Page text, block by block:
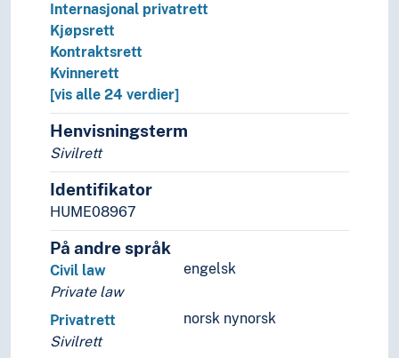
Internasjonal privatrett
Kjøpsrett
Kontraktsrett
Kvinnerett
[vis alle 24 verdier]
Henvisningsterm
Sivilrett
Identifikator
HUME08967
På andre språk
engelsk
Civil law
Private law
norsk nynorsk
Privatrett
Sivilrett